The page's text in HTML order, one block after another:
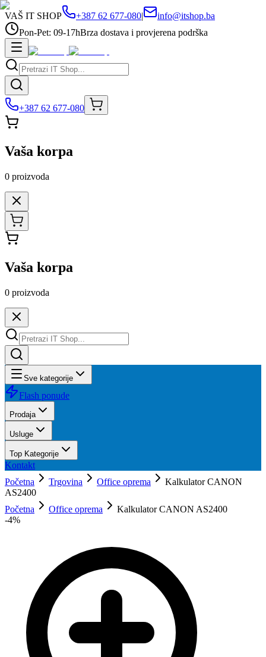
VAŠ IT SHOP +387 62 677-080|
info@itshop.ba
Pon-Pet: 09-17hBrza dostava i provjerena podrška
+387 62 677-080
Vaša korpa
0 proizvoda
Vaša korpa
0 proizvoda
Sve kategorije
Flash ponude
Prodaja
Usluge
Top Kategorije
Kontakt
Početna
Trgovina Office oprema
Kalkulator CANON
AS2400
Početna
Office oprema
Kalkulator CANON AS2400
-4%